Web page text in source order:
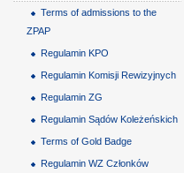
Terms of admissions to the
ZPAP
Regulamin KPO
Regulamin Komisji Rewizyjnych
Regulamin ZG
Regulamin Sądów Koleżeńskich
Terms of Gold Badge
Regulamin WZ Członków